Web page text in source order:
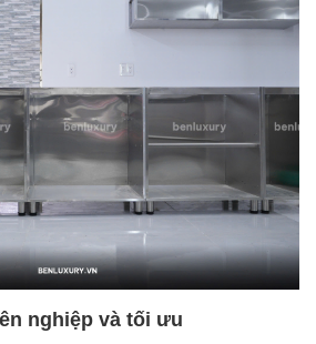
nghiệp và tối ưu